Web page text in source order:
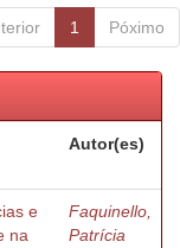
1 Póximo
Autor(es)
e
na
Faquinello,
Patrícia